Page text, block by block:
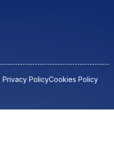
Privacy PolicyCookies Policy